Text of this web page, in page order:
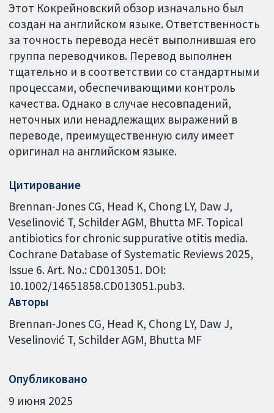
Этот Кокрейновский обзор изначально был
создан на английском языке. Ответственность
за точность перевода несёт выполнившая его
группа переводчиков. Перевод выполнен
тщательно и в соответствии со стандартными
процессами, обеспечивающими контроль
качества. Однако в случае несовпадений,
неточных или ненадлежащих выражений в
переводе, преимущественную силу имеет
оригинал на английском языке.
Цитирование
Brennan-Jones CG, Head K, Chong LY, Daw J,
Veselinović T, Schilder AGM, Bhutta MF. Topical
antibiotics for chronic suppurative otitis media.
Cochrane Database of Systematic Reviews 2025,
Issue 6. Art. No.: CD013051. DOI:
10.1002/14651858.CD013051.pub3.
Авторы
Brennan-Jones CG Head K Chong LY Daw J
Veselinović T Schilder AGM Bhutta MF
Опубликовано
9 июня 2025